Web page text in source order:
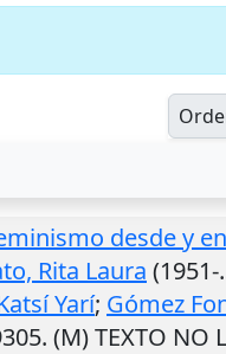
desde y
Rita Laura (1951-
Yarí; Gómez
(M) TEXTO NO